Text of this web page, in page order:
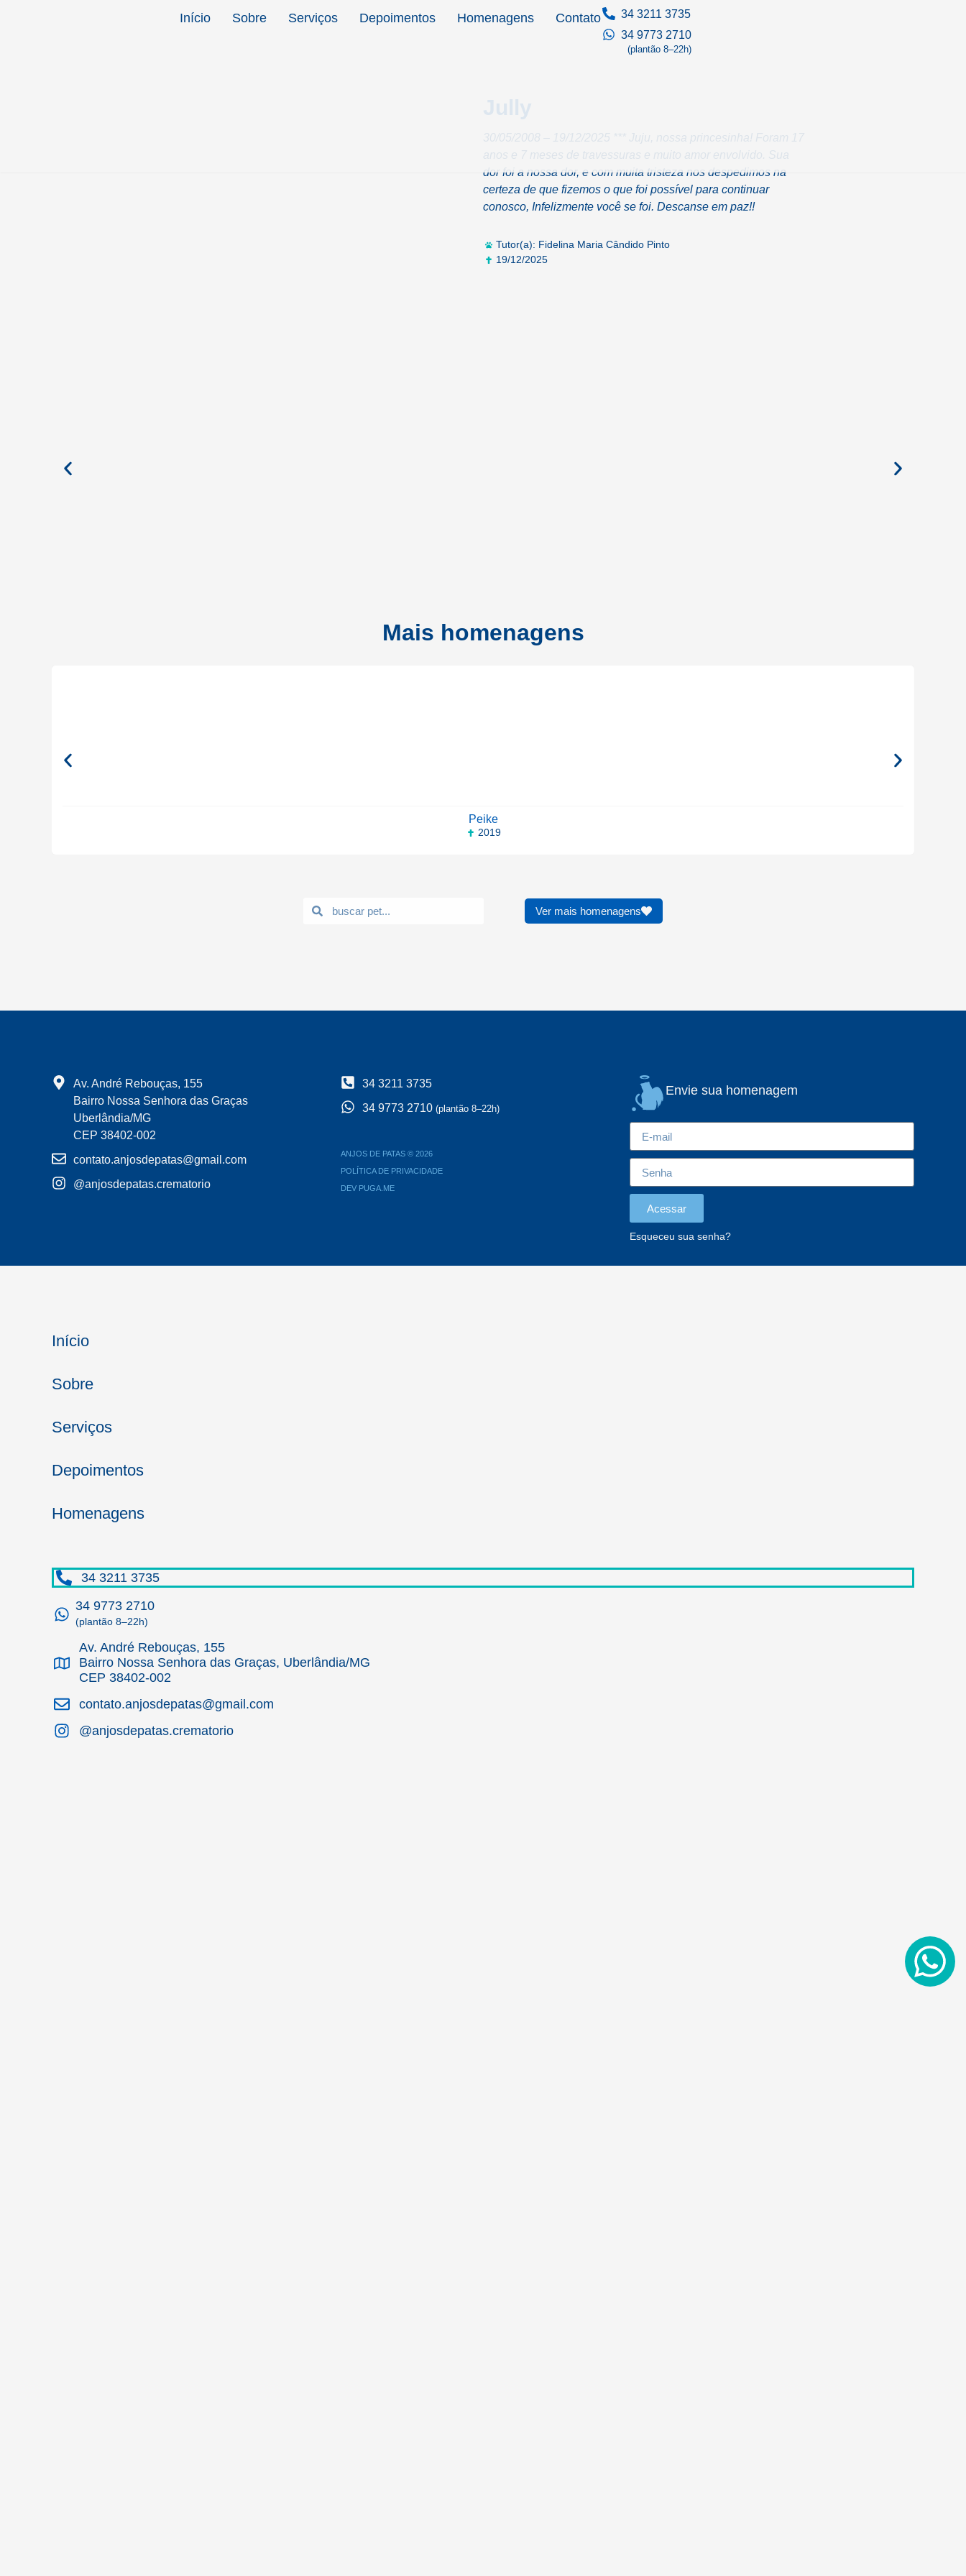
Início Sobre Serviços Depoimentos Homenagens Contato
34 3211 3735
34 9773 2710
(plantão 8–22h)
Jully
30/05/2008 – 19/12/2025 *** Juju, nossa princesinha! Foram 17
anos e 7 meses de travessuras e muito amor envolvido. Sua
dor foi a nossa dor, e com muita tristeza nos despedimos na
certeza de que fizemos o que foi possível para continuar
conosco, Infelizmente você se foi. Descanse em paz!!
Tutor(a): Fidelina Maria Cândido Pinto
19/12/2025
Mais homenagens
Peike
2019
Ver mais homenagens
Av. André Rebouças, 155
Bairro Nossa Senhora das Graças
Uberlândia/MG
CEP 38402-002
contato.anjosdepatas@gmail.com
@anjosdepatas.crematorio
34 3211 3735
34 9773 2710 (plantão 8–22h)
ANJOS DE PATAS © 2026
POLÍTICA DE PRIVACIDADE
DEV PUGA.ME
Envie sua homenagem
Acessar
Esqueceu sua senha?
Início
Sobre
Serviços
Depoimentos
Homenagens
34 3211 3735
34 9773 2710
(plantão 8–22h)
Av. André Rebouças, 155
Bairro Nossa Senhora das Graças, Uberlândia/MG
CEP 38402-002
contato.anjosdepatas@gmail.com
@anjosdepatas.crematorio